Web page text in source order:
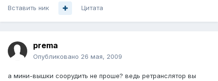
Вставить ник Цитата
prema
Опубликовано 26 мая, 2009
а мини-вышки соорудить не проше? ведь ретранслятор вы